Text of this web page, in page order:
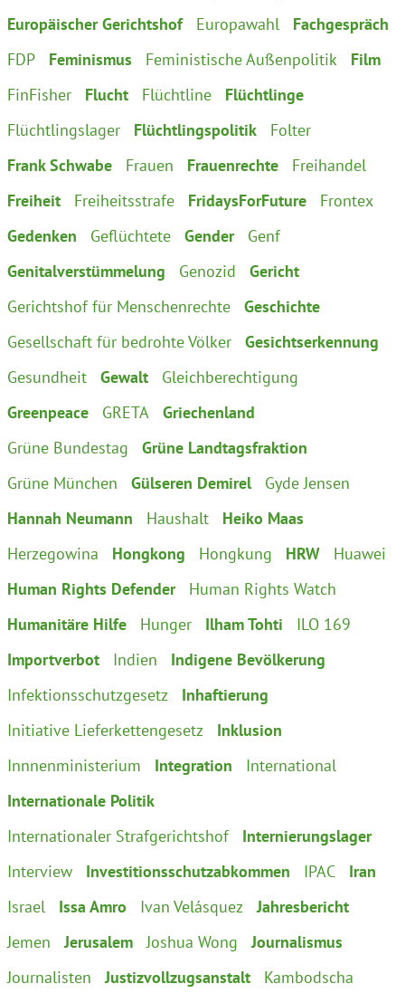
Europäischer Gerichtshof
Europawahl
Fachgespräch
FDP
Feminismus Feministische Außenpolitik
Film
FinFisher
Flucht Flüchtline
Flüchtlinge
Flüchtlingslager
Flüchtlingspolitik
Folter
Frank Schwabe
Frauen Frauenrechte
Freihandel
Freiheit
Freiheitsstrafe FridaysForFuture
Frontex
Gedenken
Geflüchtete Gender
Genf
Genitalverstümmelung
Genozid
Gericht
Gerichtshof für Menschenrechte
Geschichte
Gesellschaft für bedrohte Völker
Gesichtserkennung
Gesundheit
Gewalt
Gleichberechtigung
Greenpeace
GRETA
Griechenland
Grüne Bundestag
Grüne Landtagsfraktion
Grüne München
Gülseren Demirel
Gyde Jensen
Hannah Neumann
Haushalt
Heiko Maas
Herzegowina
Hongkong Hongkung HRW
Huawei
Human Rights Defender
Human Rights Watch
Humanitäre Hilfe
Hunger Ilham Tohti
ILO 169
Importverbot
Indien
Indigene Bevölkerung
Infektionsschutzgesetz
Inhaftierung
Initiative Lieferkettengesetz
Inklusion
Innnenministerium
Integration
International
Internationale Politik
Internationaler Strafgerichtshof
Internierungslager
Interview
Investitionsschutzabkommen IPAC
Iran
Israel
Issa Amro Ivan Velásquez
Jahresbericht
Jemen
Jerusalem Joshua Wong
Journalismus
Journalisten
Justizvollzugsanstalt
Kambodscha